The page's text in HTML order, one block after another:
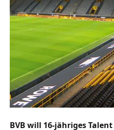
BVB will 16-jähriges